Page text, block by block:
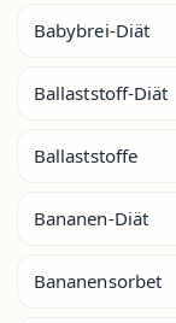
Babybrei-Diät
Ballaststoff-Diät
Ballaststoffe
Bananen-Diät
Bananensorbet